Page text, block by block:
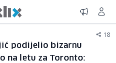
18
podijelio bizarnu
na letu za Toronto: